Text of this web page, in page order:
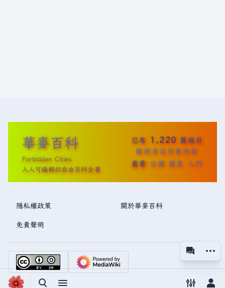
視圖
更多
華麥百科
Forbidden Cities
人人可編輯的自由百科全書
已有 1,220 篇條目
歡迎各位完善內容
查看 分類 變更 入門
隱私權政策 關於華麥百科
免責聲明